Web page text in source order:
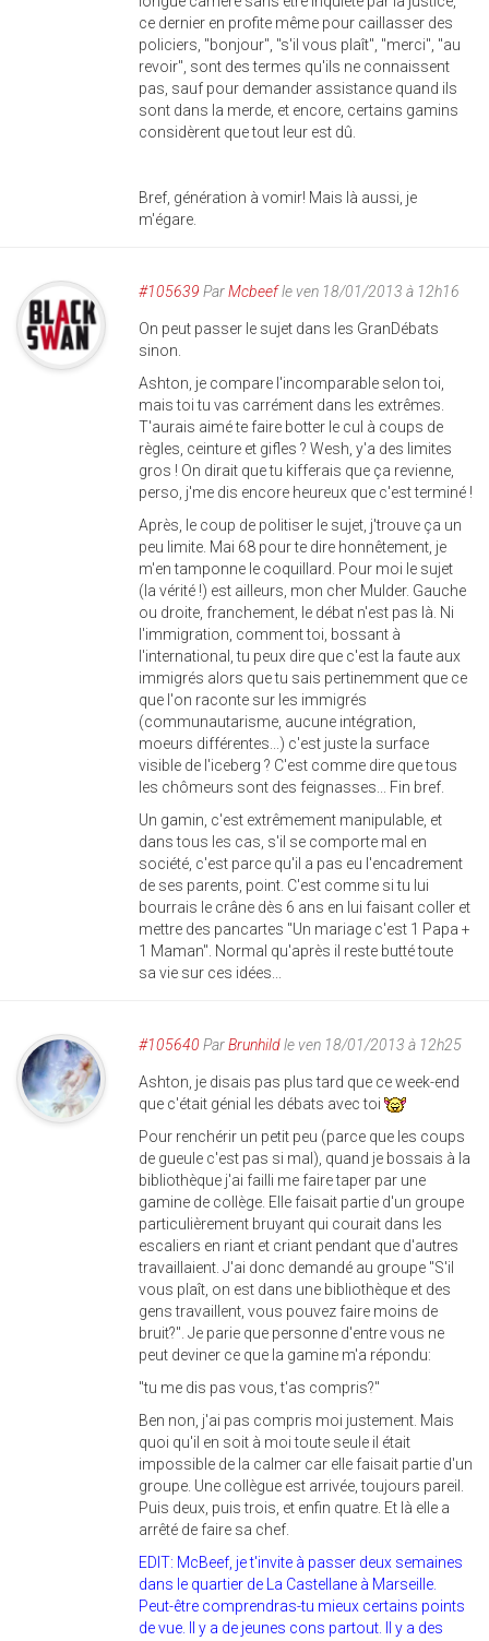
ce dernier en profite même pour caillasser des
policiers, "bonjour", "s'il vous plaît", "merci", "au
revoir", sont des termes qu'ils ne connaissent
pas, sauf pour demander assistance quand ils
sont dans la merde, et encore, certains gamins
considèrent que tout leur est dû.
Bref, génération à vomir! Mais là aussi, je
m'égare.
#105639 ParMcbeefle ven 18/01/2013 à 12h16
On peut passer le sujet dans les GranDébats
sinon.
Ashton, je compare l'incomparable selon toi,
mais toi tu vas carrément dans les extrêmes.
T'aurais aimé te faire botter le cul à coups de
règles, ceinture et gifles ? Wesh, y'a des limites
gros ! On dirait que tu kifferais que ça revienne,
perso, j'me dis encore heureux que c'est terminé !
Après, le coup de politiser le sujet, j'trouve ça un
peu limite. Mai 68 pour te dire honnêtement, je
m'en tamponne le coquillard. Pour moi le sujet
(la vérité !) est ailleurs, mon cher Mulder. Gauche
ou droite, franchement, le débat n'est pas là. Ni
l'immigration, comment toi, bossant à
l'international, tu peux dire que c'est la faute aux
immigrés alors que tu sais pertinemment que ce
que l'on raconte sur les immigrés
(communautarisme, aucune intégration,
moeurs différentes...) c'est juste la surface
visible de l'iceberg ? C'est comme dire que tous
les chômeurs sont des feignasses... Fin bref.
Un gamin, c'est extrêmement manipulable, et
dans tous les cas, s'il se comporte mal en
société, c'est parce qu'il a pas eu l'encadrement
de ses parents, point. C'est comme si tu lui
bourrais le crâne dès 6 ans en lui faisant coller et
mettre des pancartes "Un mariage c'est 1 Papa +
1 Maman". Normal qu'après il reste butté toute
sa vie sur ces idées...
#105640 ParBrunhildle ven 18/01/2013 à 12h25
Ashton, je disais pas plus tard que ce week-end
que c'était génial les débats avec toi
Pour renchérir un petit peu (parce que les coups
de gueule c'est pas si mal), quand je bossais à la
bibliothèque j'ai failli me faire taper par une
gamine de collège. Elle faisait partie d'un groupe
particulièrement bruyant qui courait dans les
escaliers en riant et criant pendant que d'autres
travaillaient. J'ai donc demandé au groupe "S'il
vous plaît, on est dans une bibliothèque et des
gens travaillent, vous pouvez faire moins de
bruit?". Je parie que personne d'entre vous ne
peut deviner ce que la gamine m'a répondu:
"tu me dis pas vous, t'as compris?"
Ben non, j'ai pas compris moi justement. Mais
quoi qu'il en soit à moi toute seule il était
impossible de la calmer car elle faisait partie d'un
groupe. Une collègue est arrivée, toujours pareil.
Puis deux, puis trois, et enfin quatre. Et là elle a
arrêté de faire sa chef.
EDIT: McBeef, je t'invite à passer deux semaines
dans le quartier de La Castellane à Marseille.
Peut-être comprendras-tu mieux certains points
de vue. Il y a de jeunes cons partout. Il y a des